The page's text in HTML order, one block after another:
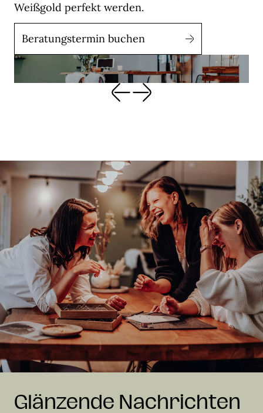
Weißgold perfekt werden.
Beratungstermin buchen
Glänzende Nachrichten